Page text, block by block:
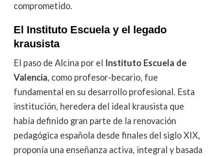
comprometido.
El Instituto Escuela y el legado
krausista
El paso de Alcina por el Instituto Escuela de
Valencia, como profesor-becario, fue
fundamental en su desarrollo profesional. Esta
institución, heredera del ideal krausista que
había definido gran parte de la renovación
pedagógica española desde finales del siglo XIX,
proponía una enseñanza activa, integral y basada